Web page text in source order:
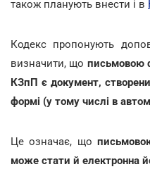
також планують внести і в
Кодекс пропонують
визначити, що письмовою
КЗпП є документ,
формі (у тому числі в
Це означає, що
може стати й електронна